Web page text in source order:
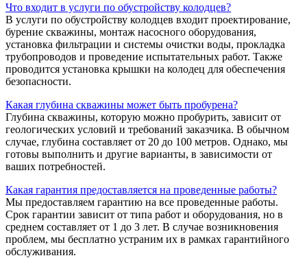
Что входит в услуги по обустройству колодцев?
В услуги по обустройству колодцев входит проектирование,
бурение скважины, монтаж насосного оборудования,
установка фильтрации и системы очистки воды, прокладка
трубопроводов и проведение испытательных работ. Также
проводится установка крышки на колодец для обеспечения
безопасности.
Какая глубина скважины может быть пробурена?
Глубина скважины, которую можно пробурить, зависит от
геологических условий и требований заказчика. В обычном
случае, глубина составляет от 20 до 100 метров. Однако, мы
готовы выполнить и другие варианты, в зависимости от
ваших потребностей.
Какая гарантия предоставляется на проведенные работы?
Мы предоставляем гарантию на все проведенные работы.
Срок гарантии зависит от типа работ и оборудования, но в
среднем составляет от 1 до 3 лет. В случае возникновения
проблем, мы бесплатно устраним их в рамках гарантийного
обслуживания.